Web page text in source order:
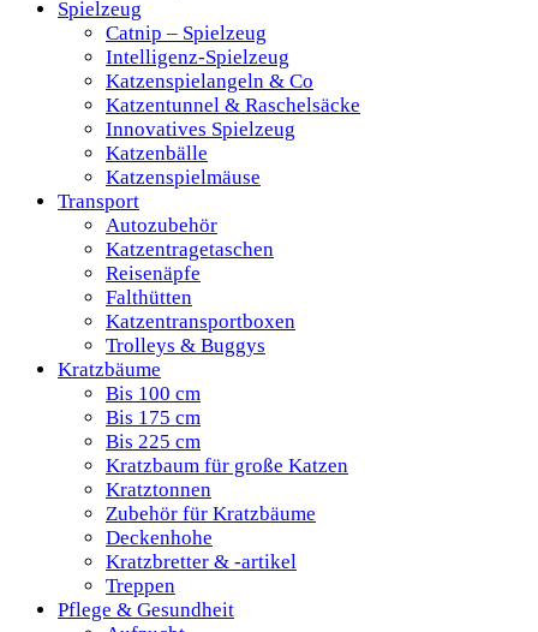
Spielzeug
Catnip – Spielzeug
Intelligenz-Spielzeug
Katzenspielangeln & Co
Katzentunnel & Raschelsäcke
Innovatives Spielzeug
Katzenbälle
Katzenspielmäuse
Transport
Autozubehör
Katzentragetaschen
Reisenäpfe
Falthütten
Katzentransportboxen
Trolleys & Buggys
Kratzbäume
Bis 100 cm
Bis 175 cm
Bis 225 cm
Kratzbaum für große Katzen
Kratztonnen
Zubehör für Kratzbäume
Deckenhohe
Kratzbretter & -artikel
Treppen
Pflege & Gesundheit